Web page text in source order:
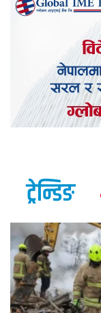
ट्रेन्डिङ